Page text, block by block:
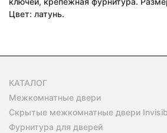
Цвет: латунь.
КАТАЛОГ
Межкомнатные двери
Скрытые межкомнатные двери
Фурнитура для дверей